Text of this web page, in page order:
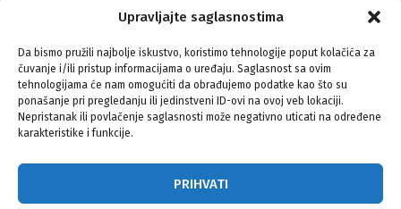
Upravljajte saglasnostima
Da bismo pružili najbolje iskustvo, koristimo tehnologije poput kolačića za
čuvanje i/ili pristup informacijama o uređaju. Saglasnost sa ovim
tehnologijama će nam omogućiti da obrađujemo podatke kao što su
ponašanje pri pregledanju ili jedinstveni ID-ovi na ovoj veb lokaciji.
Nepristanak ili povlačenje saglasnosti može negativno uticati na određene
karakteristike i funkcije.
PRIHVATI
BKUD Sevdah Zagreb uspješno organizirao II. smotru
folklora i kulturnog stvaralaštva